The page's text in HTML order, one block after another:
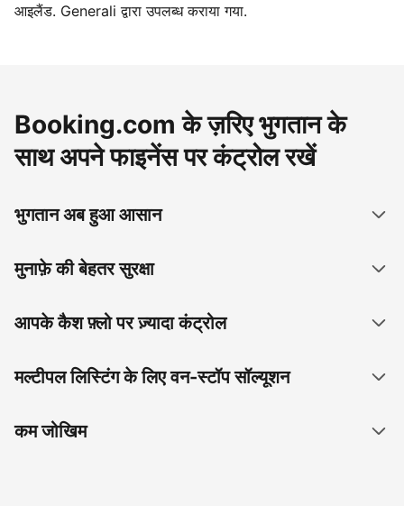
आइलैंड. Generali द्वारा उपलब्ध कराया गया.
Booking.com के ज़रिए भुगतान के
साथ अपने फाइनेंस पर कंट्रोल रखें
भुगतान अब हुआ आसान
मुनाफ़े की बेहतर सुरक्षा
आपके कैश फ़्लो पर ज़्यादा कंट्रोल
मल्टीपल लिस्टिंग के लिए वन-स्टॉप सॉल्यूशन
कम जोखिम